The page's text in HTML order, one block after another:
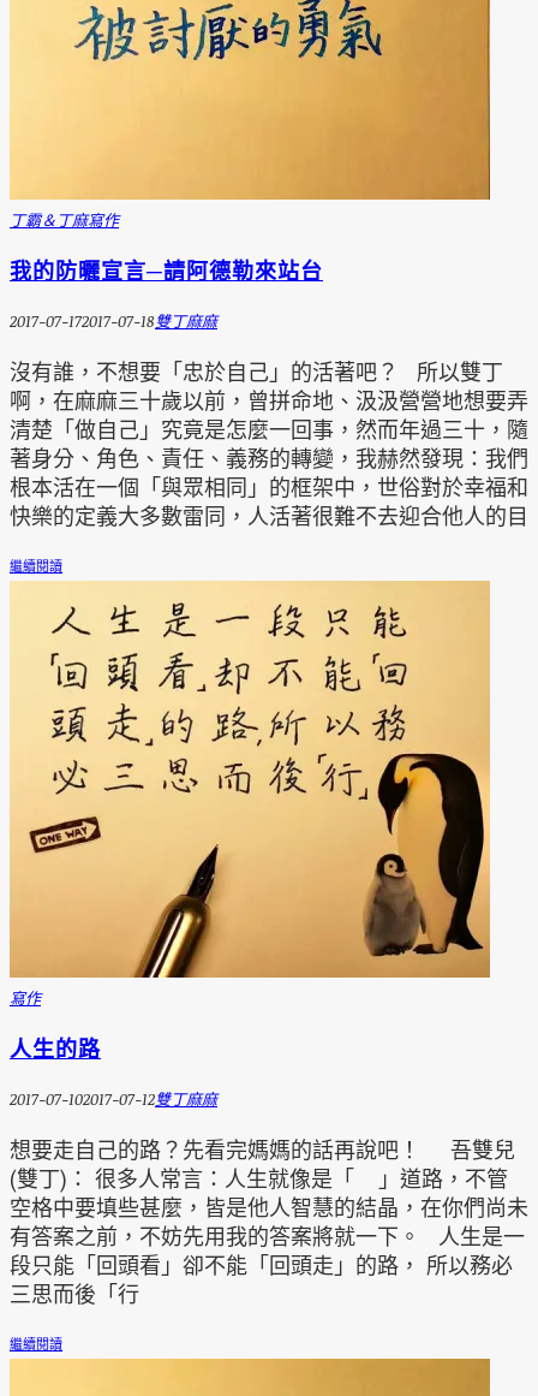
丁霸＆丁麻寫作
我的防曬宣言─請阿德勒來站台
2017-07-172017-07-18雙丁麻麻
沒有誰，不想要「忠於自己」的活著吧？ 所以雙丁
啊，在麻麻三十歲以前，曾拼命地、汲汲營營地想要弄
清楚「做自己」究竟是怎麼一回事，然而年過三十，隨
著身分、角色、責任、義務的轉變，我赫然發現：我們
根本活在一個「與眾相同」的框架中，世俗對於幸福和
快樂的定義大多數雷同，人活著很難不去迎合他人的目
繼續閱讀
寫作
人生的路
2017-07-102017-07-12雙丁麻麻
想要走自己的路？先看完媽媽的話再說吧！ 吾雙兒
(雙丁)： 很多人常言：人生就像是「 」道路，不管
空格中要填些甚麼，皆是他人智慧的結晶，在你們尚未
有答案之前，不妨先用我的答案將就一下。 人生是一
段只能「回頭看」卻不能「回頭走」的路， 所以務必
三思而後「行
繼續閱讀